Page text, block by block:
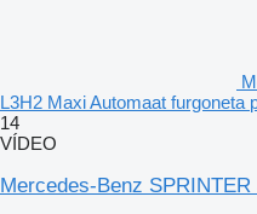
L3H2 Maxi Automaat furgoneta
14
VÍDEO
Mercedes-Benz